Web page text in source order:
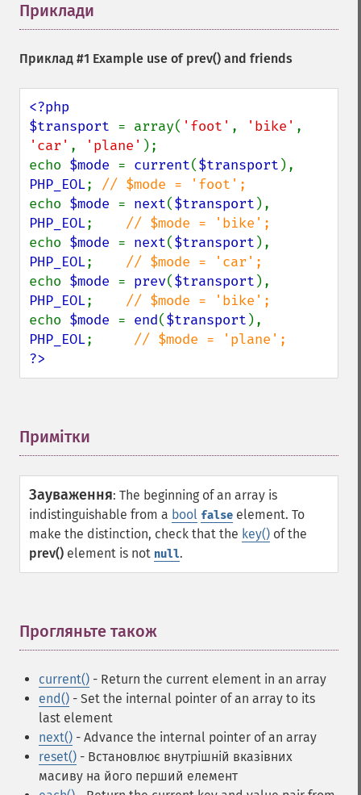
Приклади
Приклад #1 Example use of prev() and friends
<?php
$transport = array( 'foot' , 'bike'
'car' , 'plane' );
echo $mode = current($transport
PHP_EOL;
echo $mode = next($transport
PHP_EOL;
echo $mode = next($transport
PHP_EOL;
echo $mode = prev($transport
PHP_EOL;
echo $mode = end($transport
PHP_EOL;
?>
Примітки
Зауваження: The beginning of an array is
indistinguishable from a bool false element. To
make the distinction, check that the key() of the
prev() element is not null.
Прогляньте також
current() - Return the current element in an array
end() - Set the internal pointer of an array to its
last element
next() - Advance the internal pointer of an array
reset() - Встановлює внутрішній вказівних
масиву на його перший елемент